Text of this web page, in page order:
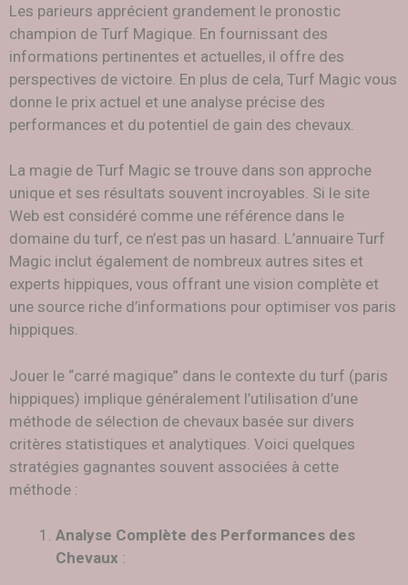
Les parieurs apprécient grandement le pronostic
champion de Turf Magique. En fournissant des
informations pertinentes et actuelles, il offre des
perspectives de victoire. En plus de cela, Turf Magic vous
donne le prix actuel et une analyse précise des
performances et du potentiel de gain des chevaux.
La magie de Turf Magic se trouve dans son approche
unique et ses résultats souvent incroyables. Si le site
Web est considéré comme une référence dans le
domaine du turf, ce n’est pas un hasard. L’annuaire Turf
Magic inclut également de nombreux autres sites et
experts hippiques, vous offrant une vision complète et
une source riche d’informations pour optimiser vos paris
hippiques.
Jouer le “carré magique” dans le contexte du turf (paris
hippiques) implique généralement l’utilisation d’une
méthode de sélection de chevaux basée sur divers
critères statistiques et analytiques. Voici quelques
stratégies gagnantes souvent associées à cette
méthode :
Analyse Complète des Performances des
Chevaux :